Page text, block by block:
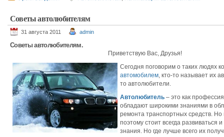
Советы автолюбителям
31 августа 2011 admin
Советы автолюбителям.
Приветствую Вас, Друзья!
Сегодня поговорим о таких людях
автомобилем, кто-то называет их
то автолюбители.
Автолюбитель – это как
обладают широкими знаниями в
ремонта транспортных средств.
поэтому стоит всегда развиваться
знания. Но где лучше всего их